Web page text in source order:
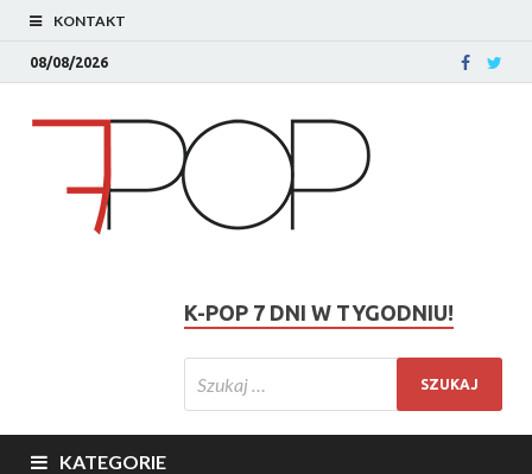
KONTAKT
08/08/2026
K-POP 7 DNI W TYGODNIU!
KATEGORIE